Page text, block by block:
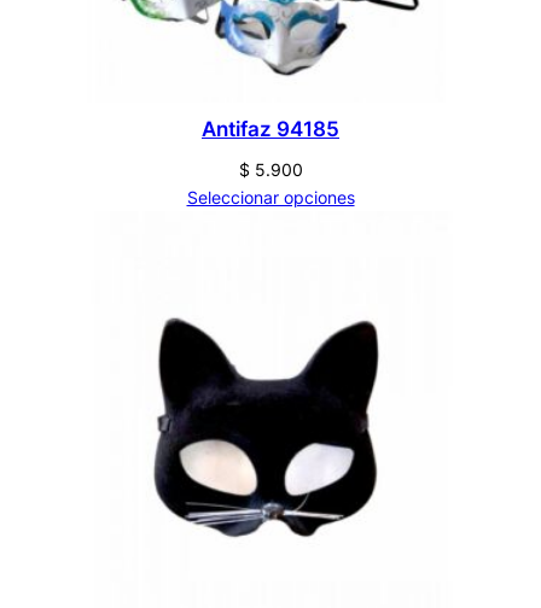
Antifaz 94185
$5.900
Seleccionar opciones